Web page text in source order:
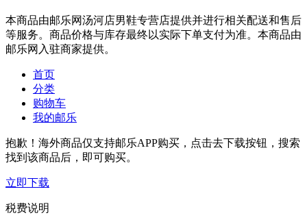
本商品由邮乐网汤河店男鞋专营店提供并进行相关配送和售后
等服务。商品价格与库存最终以实际下单支付为准。本商品由
邮乐网入驻商家提供。
首页
分类
购物车
我的邮乐
抱歉！海外商品仅支持邮乐APP购买，点击去下载按钮，搜索
找到该商品后，即可购买。
立即下载
税费说明